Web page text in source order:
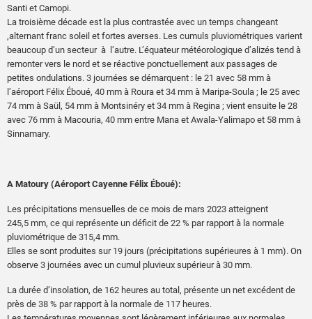
Santi et Camopi.
La troisième décade est la plus contrastée avec un temps changeant
,alternant franc soleil et fortes averses. Les cumuls pluviométriques varient
beaucoup d’un secteur à l’autre. L’équateur météorologique d’alizés tend à
remonter vers le nord et se réactive ponctuellement aux passages de
petites ondulations. 3 journées se démarquent : le 21 avec 58 mm à
l’aéroport Félix Éboué, 40 mm à Roura et 34 mm à Maripa-Soula ; le 25 avec
74 mm à Saül, 54 mm à Montsinéry et 34 mm à Regina ; vient ensuite le 28
avec 76 mm à Macouria, 40 mm entre Mana et Awala-Yalimapo et 58 mm à
Sinnamary.
A Matoury (Aéroport Cayenne Félix Éboué):
Les précipitations mensuelles de ce mois de mars 2023 atteignent
245,5 mm, ce qui représente un déficit de 22 % par rapport à la normale
pluviométrique de 315,4 mm.
Elles se sont produites sur 19 jours (précipitations supérieures à 1 mm). On
observe 3 journées avec un cumul pluvieux supérieur à 30 mm.
La durée d’insolation, de 162 heures au total, présente un net excédent de
près de 38 % par rapport à la normale de 117 heures.